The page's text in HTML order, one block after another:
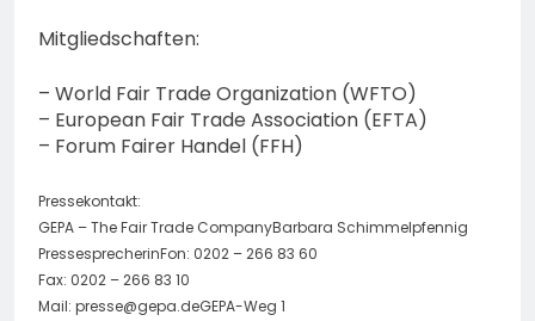
Mitgliedschaften:
– World Fair Trade Organization (WFTO)
– European Fair Trade Association (EFTA)
– Forum Fairer Handel (FFH)
Pressekontakt:
GEPA – The Fair Trade CompanyBarbara Schimmelpfennig
PressesprecherinFon: 0202 – 266 83 60
Fax: 0202 – 266 83 10
Mail: presse@gepa.deGEPA-Weg 1